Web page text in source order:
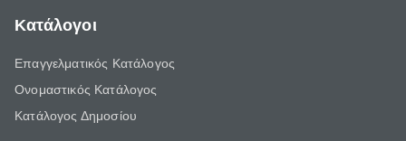
Κατάλογοι
Επαγγελματικός Κατάλογος
Ονομαστικός Κατάλογος
Κατάλογος Δημοσίου